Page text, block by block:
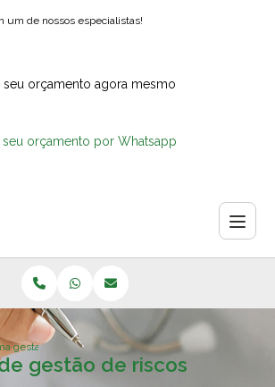
um de nossos especialistas!
seu orçamento agora mesmo
seu orçamento por Whatsapp
gestao riscos
gestão de riscos